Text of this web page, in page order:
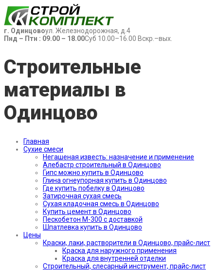
г. Одинцовоул. Железнодорожная, д.4
Пнд – Птн : 09.00 – 18.00Суб 10.00–16.00 Вскр.–вых.
Строительные
материалы в
Одинцово
Главная
Сухие смеси
Негашеная известь: назначение и применение
Алебастр строительный в Одинцово
Гипс можно купить в Одинцово
Глина огнеупорная купить в Одинцово
Где купить побелку в Одинцово
Затирочная сухая смесь
Сухая кладочная смесь в Одинцово
Купить цемент в Одинцово
Пескобетон М-300 с доставкой
Шпатлевка купить в Одинцово
Цены
Краски, лаки, растворители в Одинцово, прайс-лист
Краска для наружного применения
Краска для внутренней отделки
Строительный, слесарный инструмент, прайс-лист